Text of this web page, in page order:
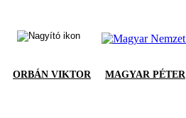
ORBÁN VIKTOR MAGYAR PÉTER